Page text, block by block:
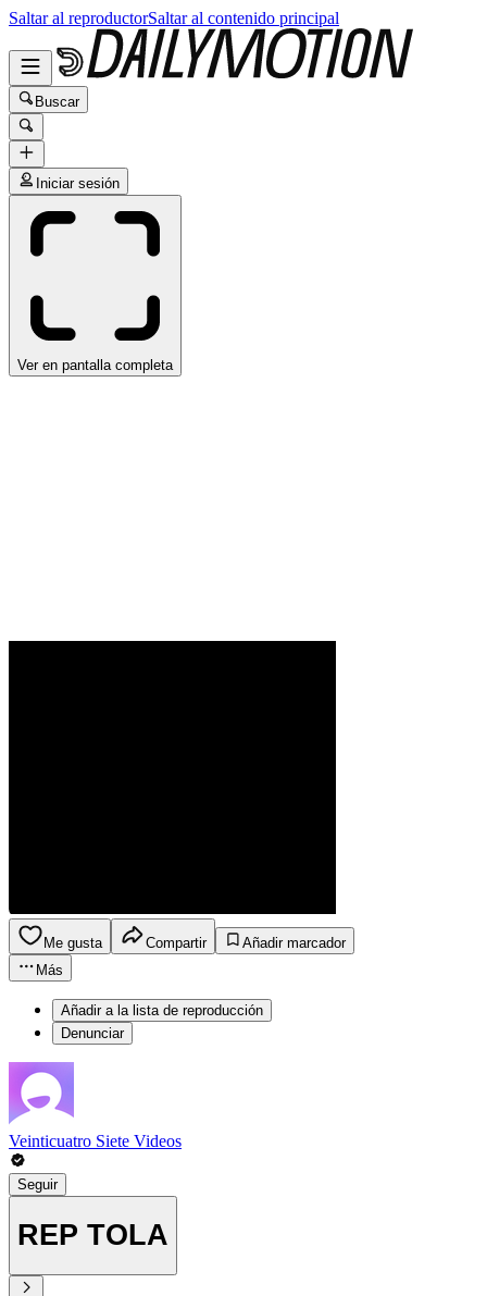
Saltar al reproductorSaltar al contenido principal
Buscar
Iniciar sesión
Ver en pantalla completa
Me gusta Compartir
Añadir marcador
Más
Añadir a la lista de reproducción
Denunciar
Veinticuatro Siete Videos
Seguir
REP TOLA